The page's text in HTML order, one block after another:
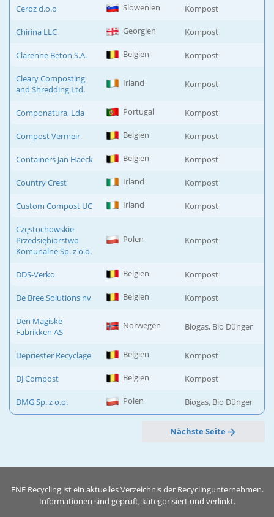
Ceroz d.o.o Slowenien Kompost
Chirina LLC Georgien Kompost
Clarenne Beton S.A. Belgien Kompost
Cleary Composting
and Shredding Ltd.
Irland Kompost
Componatura, Lda Portugal Kompost
Compost Vermeir Belgien Kompost
Containers Jan Haeck Belgien Kompost
Country Crest Irland Kompost
Custom Compost UC Irland Kompost
Częstochowskie
Przedsiębiorstwo
Komunalne Sp. z o.o.
Polen Kompost
DDS-Verko Belgien Kompost
De Bree Solutions nv Belgien Kompost
Den Magiske
Fabrikken AS
Norwegen Biogas, Bio Dünger
Depriester Recyclage Belgien Kompost
DJ Compost Belgien Kompost
DMG Sp. z o.o. Polen Biogas, Bio Dünger
Nächste Seite
ENF Recycling ist ein aktuelles Verzeichnis der Recyclingunternehmen.
Informationen sind geprüft, kategorisiert und verlinkt.